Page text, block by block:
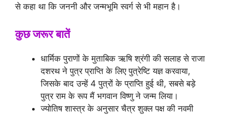
से कहा था कि जननी और जन्मभूमि स्वर्ग से भी महान है।
कुछ जरूर बातें
धार्मिक पुराणों के मुताबिक ऋषि श्रंगी की सलाह से राजा
दशरथ ने पुत्र प्राप्ति के लिए पुत्रेष्टि यज्ञ करवाया,
जिसके बाद उन्हें 4 पुत्रों के प्राप्ति हुई थी, सबसे बड़े
पुत्र राम के रूप मैं भगवान विष्णु ने जन्म लिया।
ज्योतिष शास्त्र के अनुसार चैत्र शुक्ल पक्ष की नवमी